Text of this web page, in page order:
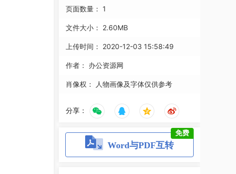
页面数量： 1
文件大小： 2.60MB
上传时间： 2020-12-03 15:58:49
作者： 办公资源网
肖像权： 人物画像及字体仅供参考
分享：
Word与PDF互转
免费